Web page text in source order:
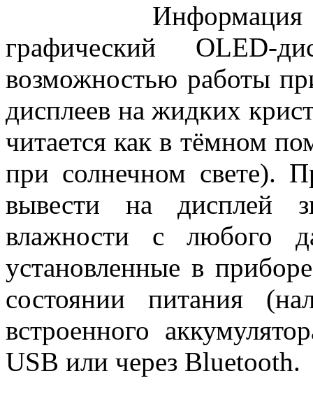
графический OLED-
возможностью работы
дисплеев на жидких
читается как в тёмном
при солнечном свете).
вывести на дисплей
влажности с любого
установленные в
состоянии питания
встроенного
USB или через Bluetooth.